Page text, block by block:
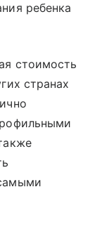
ребенка
стоимость
странах